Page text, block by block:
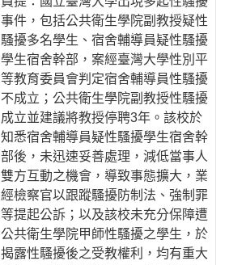
事件，包括公共衛生學院副教授疑性
騷擾多名學生、宿舍輔導員疑性騷擾
學生宿舍幹部，案經臺灣大學性別平
等教育委員會判定宿舍輔導員性騷擾
不成立；公共衛生學院副教授性騷擾
成立並建議將教授停聘3年。該校於
知悉宿舍輔導員疑性騷擾學生宿舍幹
部後，未迅速妥善處理，減低當事人
雙方互動之機會，導致事態擴大，業
經檢察官以跟蹤騷擾防制法、強制罪
等提起公訴；以及該校未充分保障遭
公共衛生學院甲師性騷擾之學生，於
揭露性騷擾後之受教權利，均有重大